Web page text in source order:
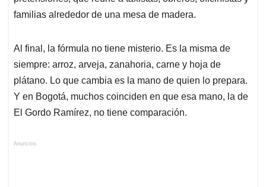
familias alrededor de una mesa de madera.
Al final, la fórmula no tiene misterio. Es la misma de
siempre: arroz, arveja, zanahoria, carne y hoja de
plátano. Lo que cambia es la mano de quien lo prepara.
Y en Bogotá, muchos coinciden en que esa mano, la de
El Gordo Ramírez, no tiene comparación.
Anuncios.